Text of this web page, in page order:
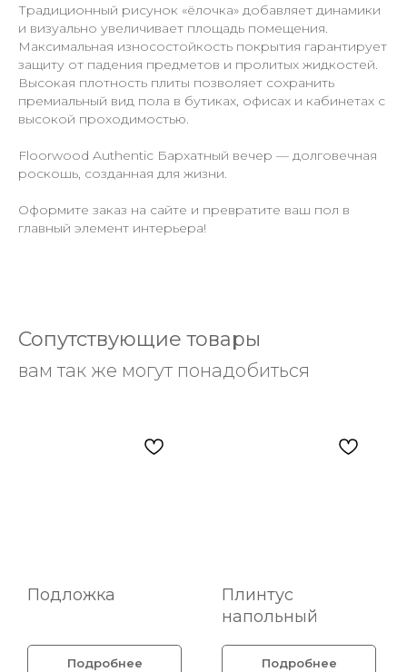
Традиционный рисунок «ёлочка» добавляет динамики
и визуально увеличивает площадь помещения.
Максимальная износостойкость покрытия гарантирует
защиту от падения предметов и пролитых жидкостей.
Высокая плотность плиты позволяет сохранить
премиальный вид пола в бутиках, офисах и кабинетах с
высокой проходимостью.
Floorwood Authentic Бархатный вечер — долговечная
роскошь, созданная для жизни.
Оформите заказ на сайте и превратите ваш пол в
главный элемент интерьера!
Сопутствующие товары
вам так же могут понадобиться
Подложка
Подробнее
Плинтус
напольный
Подробнее